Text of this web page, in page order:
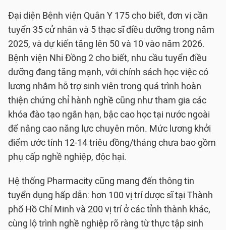
Đại diện Bệnh viện Quân Y 175 cho biết, đơn vị cần
tuyển 35 cử nhân và 5 thạc sĩ điều dưỡng trong năm
2025, và dự kiến tăng lên 50 và 10 vào năm 2026.
Bệnh viện Nhi Đồng 2 cho biết, nhu cầu tuyển điều
dưỡng đang tăng mạnh, với chính sách học việc có
lương nhằm hỗ trợ sinh viên trong quá trình hoàn
thiện chứng chỉ hành nghề cũng như tham gia các
khóa đào tạo ngắn hạn, bậc cao học tại nước ngoài
để nâng cao năng lực chuyên môn. Mức lương khởi
điểm ước tính 12-14 triệu đồng/tháng chưa bao gồm
phụ cấp nghề nghiệp, độc hại.
Hệ thống Pharmacity cũng mang đến thông tin
tuyển dụng hấp dẫn: hơn 100 vị trí dược sĩ tại Thành
phố Hồ Chí Minh và 200 vị trí ở các tỉnh thành khác,
cùng lộ trình nghề nghiệp rõ ràng từ thực tập sinh